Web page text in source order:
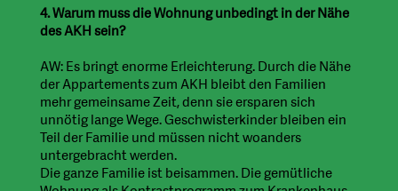
4. Warum muss die Wohnung unbedingt in der Nähe
des AKH sein?
AW: Es bringt enorme Erleichterung. Durch die Nähe
der Appartements zum AKH bleibt den Familien
mehr gemeinsame Zeit, denn sie ersparen sich
unnötig lange Wege. Geschwisterkinder bleiben ein
Teil der Familie und müssen nicht woanders
untergebracht werden.
Die ganze Familie ist beisammen. Die gemütliche